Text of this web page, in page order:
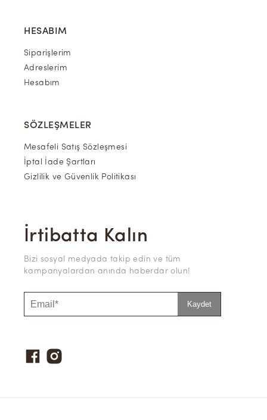
HESABIM
Siparişlerim
Adreslerim
Hesabım
SÖZLEŞMELER
Mesafeli Satış Sözleşmesi
İptal İade Şartları
Gizlilik ve Güvenlik Politikası
İrtibatta Kalın
Bizi sosyal medyada takip edin ve tüm
kampanyalardan anında haberdar olun!
Kaydet